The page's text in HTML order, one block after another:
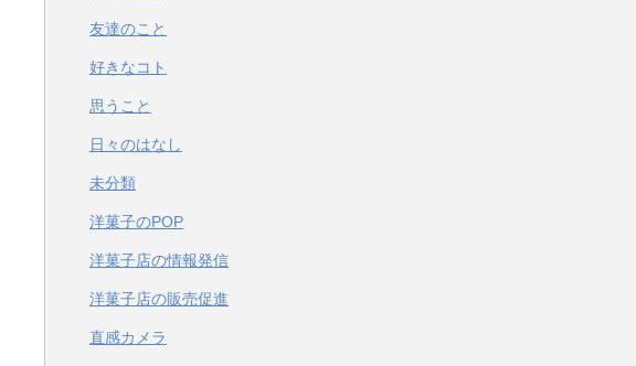
友達のこと
好きなコト
思うこと
日々のはなし
未分類
洋菓子のPOP
洋菓子店の情報発信
洋菓子店の販売促進
直感カメラ